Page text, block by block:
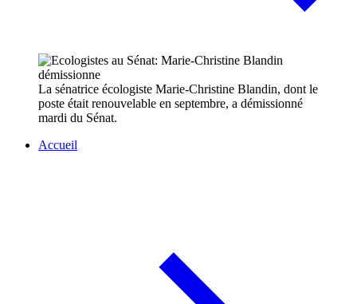
La sénatrice écologiste Marie-Christine Blandin, dont le
poste était renouvelable en septembre, a démissionné
mardi du Sénat.
Accueil